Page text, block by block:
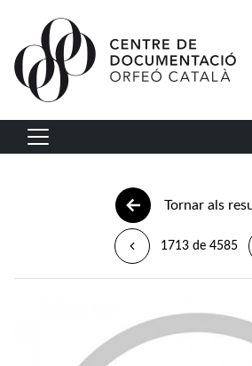
Vés al contingut
Navegació principal
Tornar als
1713 de 4585